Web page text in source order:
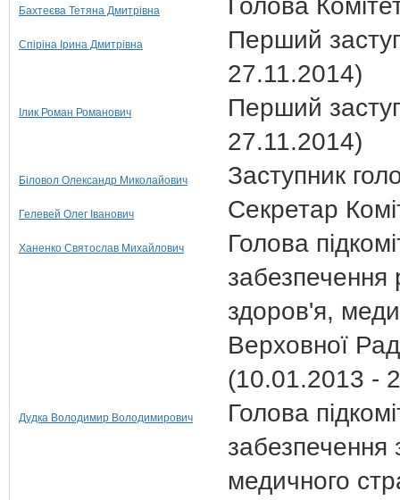
Бахтеєва Тетяна Дмитрівна Голова
Спіріна Ірина Дмитрівна
Перший
27.11.2014)
Ілик Роман Романович
Перший
27.11.2014)
Біловол Олександр Миколайович Заступник
Гелевей Олег Іванович Секретар
Ханенко Святослав Михайлович
Голова
здоров'я,
Верховної
(10.01.2013 -
Дудка Володимир Володимирович
Голова
забезпечення
медичного